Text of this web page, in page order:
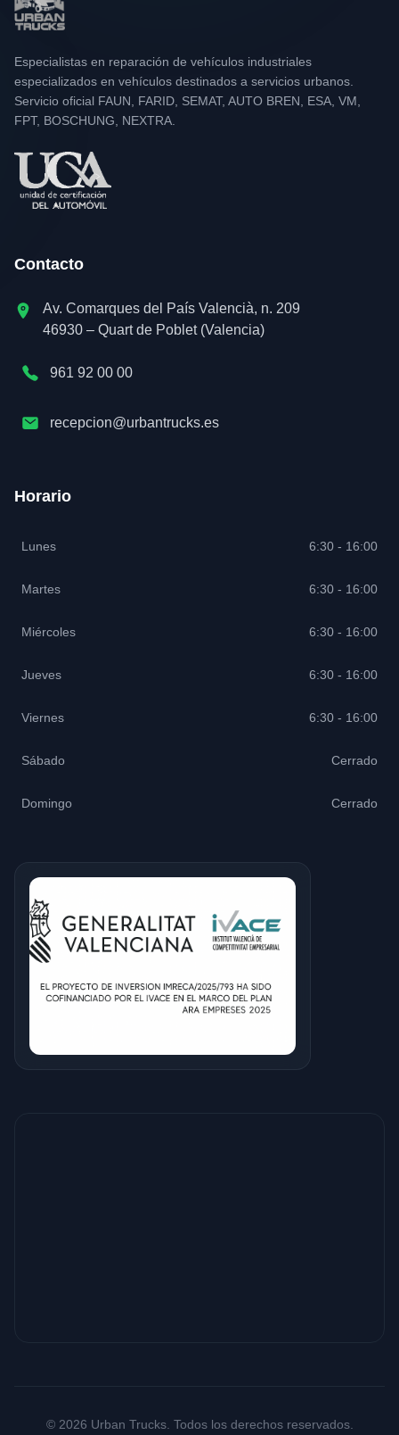
Especialistas en reparación de vehículos industriales
especializados en vehículos destinados a servicios urbanos.
Servicio oficial FAUN, FARID, SEMAT, AUTO BREN, ESA, VM,
FPT, BOSCHUNG, NEXTRA.
Contacto
Av. Comarques del País Valencià, n. 209
46930 – Quart de Poblet (Valencia)
961 92 00 00
recepcion@urbantrucks.es
Horario
Lunes 6:30 - 16:00
Martes 6:30 - 16:00
Miércoles 6:30 - 16:00
Jueves 6:30 - 16:00
Viernes 6:30 - 16:00
Sábado Cerrado
Domingo Cerrado
© 2026 Urban Trucks. Todos los derechos reservados.